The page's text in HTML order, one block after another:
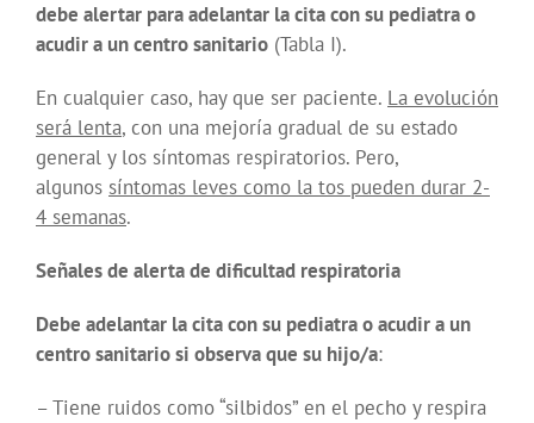
debe alertar para adelantar la cita con su pediatra o
acudir a un centro sanitario (Tabla I).
En cualquier caso, hay que ser paciente. La evolución
será lenta, con una mejoría gradual de su estado
general y los síntomas respiratorios. Pero,
algunos síntomas leves como la tos pueden durar 2-
4 semanas.
Señales de alerta de dificultad respiratoria
Debe adelantar la cita con su pediatra o acudir a un
centro sanitario si observa que su hijo/a:
– Tiene ruidos como “silbidos” en el pecho y respira